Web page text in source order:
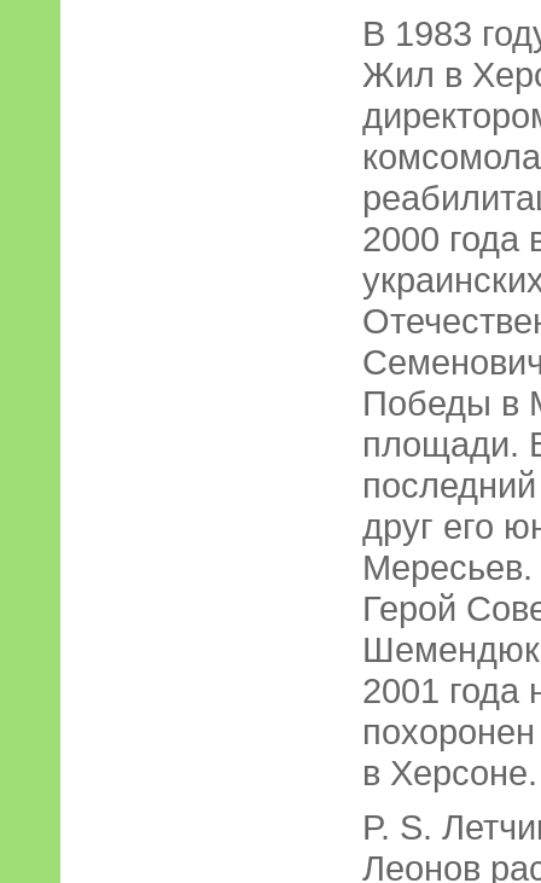
В 1983
Жил в
2000 года
Победы в
площади.
друг его
Мересьев.
Герой
Шемендюк
2001 года
в Херсоне.
P. S.
Леонов